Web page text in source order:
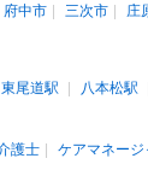
府中市 三次市 庄
東尾道駅 八本松駅
護士 ケアマネージ